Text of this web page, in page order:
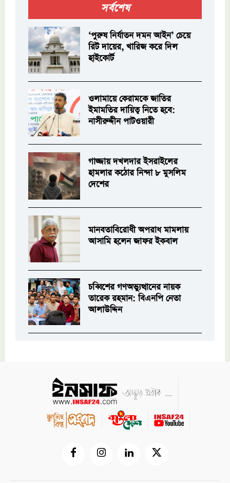
সর্বশেষ
‘পুরুষ নির্যাতন দমন আইন’ চেয়ে
রিট দায়ের, খারিজ করে দিল
হাইকোর্ট
ওলামায়ে কেরামকে জাতির
ইমামতির দায়িত্ব নিতে হবে:
নাসীরুদ্দীন পাটওয়ারী
গাজ্জায় দখলদার ইসরাইলের
হামলার কঠোর নিন্দা ৮ মুসলিম
দেশের
মানবতাবিরোধী অপরাধ মামলায়
আসামি হলেন জাফর ইকবাল
চব্বিশের গণঅভ্যুত্থানের নায়ক
তারেক রহমান: বিএনপি নেতা
আলাউদ্দিন